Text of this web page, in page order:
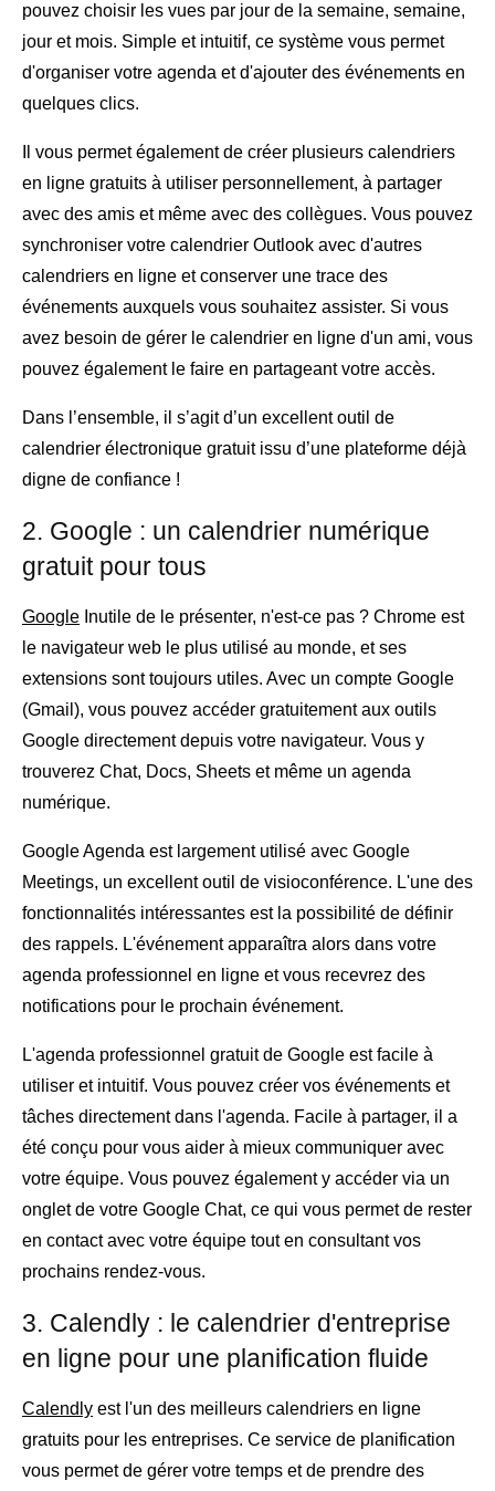
pouvez choisir les vues par jour de la semaine, semaine,
jour et mois. Simple et intuitif, ce système vous permet
d'organiser votre agenda et d'ajouter des événements en
quelques clics.
Il vous permet également de créer plusieurs calendriers
en ligne gratuits à utiliser personnellement, à partager
avec des amis et même avec des collègues. Vous pouvez
synchroniser votre calendrier Outlook avec d'autres
calendriers en ligne et conserver une trace des
événements auxquels vous souhaitez assister. Si vous
avez besoin de gérer le calendrier en ligne d'un ami, vous
pouvez également le faire en partageant votre accès.
Dans l’ensemble, il s’agit d’un excellent outil de
calendrier électronique gratuit issu d’une plateforme déjà
digne de confiance !
2. Google : un calendrier numérique
gratuit pour tous
Google Inutile de le présenter, n'est-ce pas ? Chrome est
le navigateur web le plus utilisé au monde, et ses
extensions sont toujours utiles. Avec un compte Google
(Gmail), vous pouvez accéder gratuitement aux outils
Google directement depuis votre navigateur. Vous y
trouverez Chat, Docs, Sheets et même un agenda
numérique.
Google Agenda est largement utilisé avec Google
Meetings, un excellent outil de visioconférence. L'une des
fonctionnalités intéressantes est la possibilité de définir
des rappels. L'événement apparaîtra alors dans votre
agenda professionnel en ligne et vous recevrez des
notifications pour le prochain événement.
L'agenda professionnel gratuit de Google est facile à
utiliser et intuitif. Vous pouvez créer vos événements et
tâches directement dans l'agenda. Facile à partager, il a
été conçu pour vous aider à mieux communiquer avec
votre équipe. Vous pouvez également y accéder via un
onglet de votre Google Chat, ce qui vous permet de rester
en contact avec votre équipe tout en consultant vos
prochains rendez-vous.
3. Calendly : le calendrier d'entreprise
en ligne pour une planification fluide
Calendly est l'un des meilleurs calendriers en ligne
gratuits pour les entreprises. Ce service de planification
vous permet de gérer votre temps et de prendre des